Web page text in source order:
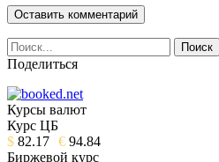
Поделиться
Курсы валют
Курс ЦБ
$ 82.17 € 94.84
Биржевой курс